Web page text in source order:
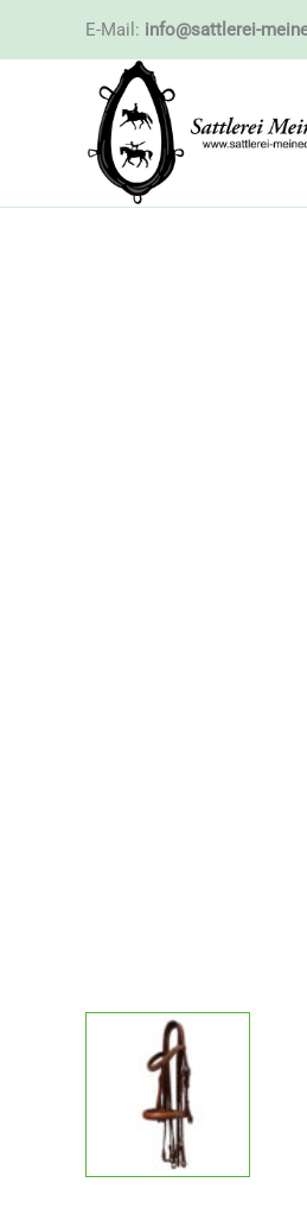
E-Mail: info@sattlerei-